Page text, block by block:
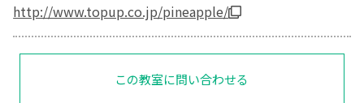
http://www.topup.co.jp/pineapple/
この教室に問い合わせる